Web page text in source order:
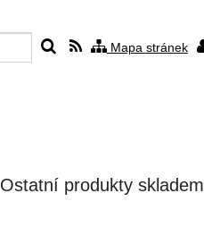
Mapa stránek
Ostatní produkty skladem